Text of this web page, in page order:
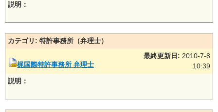
説明：
カテゴリ: 特許事務所（弁理士）
梶国際特許事務所 弁理士
最終更新日: 2010-7-8
10:39
説明：